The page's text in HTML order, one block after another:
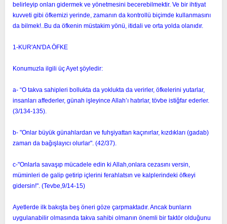
belirleyip onları gidermek ve yönetmesini becerebilmektir. Ve bir ihtiyat
kuvveti gibi öfkemizi yerinde, zamanın da kontrollü biçimde kullanmasını
da bilmek!..Bu da öfkenin müstakim yönü, itidali ve orta yolda olanıdır.
1-KUR'AN'DA ÖFKE
Konumuzla ilgili üç Ayet şöyledir:
a- “O takva sahipleri bollukta da yoklukta da verirler, öfkelerini yutarlar,
insanları affederler, günah işleyince Allah’ı hatırlar, tövbe istiğfar ederler.
(3/134-135).
b- "Onlar büyük günahlardan ve fuhşiyattan kaçınırlar, kızdıkları (gadab)
zaman da bağışlayıcı olurlar". (42/37).
c-"Onlarla savaşıp mücadele edin ki Allah,onlara cezasını versin,
müminleri de galip getirip içlerini ferahlatsın ve kalplerindeki öfkeyi
gidersin!". (Tevbe,9/14-15)
Ayetlerde ilk bakışta beş öneri göze çarpmaktadır. Ancak bunların
uygulanabilir olmasında takva sahibi olmanın önemli bir faktör olduğunu